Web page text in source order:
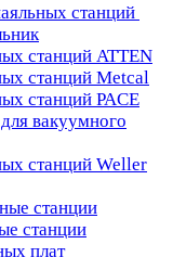
станций
станций ATTEN
станций Metcal
станций PACE
вакуумного
станций Weller
станции
станции
плат